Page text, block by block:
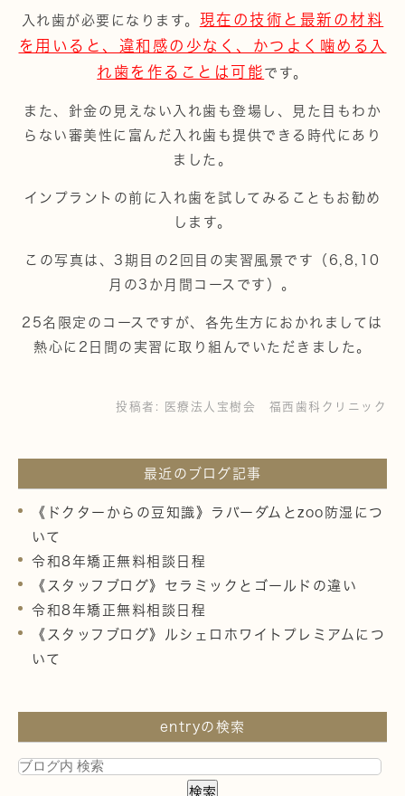
入れ歯が必要になります。 現在の技術と最新の材料
を用いると、違和感の少なく、かつよく噛める入
れ歯を作ることは可能 です。
また、針金の見えない入れ歯も登場し、見た目もわか
らない審美性に富んだ入れ歯も提供できる時代にあり
ました。
インプラントの前に入れ歯を試してみることもお勧め
します。
この写真は、3期目の2回目の実習風景です（6,8,10
月の3か月間コースです）。
25名限定のコースですが、各先生方におかれましては
熱心に2日間の実習に取り組んでいただきました。
投稿者: 医療法人宝樹会 福西歯科クリニック
最近のブログ記事
《ドクターからの豆知識》ラバーダムとzoo防湿につ
いて
令和8年矯正無料相談日程
《スタッフブログ》セラミックとゴールドの違い
令和8年矯正無料相談日程
《スタッフブログ》ルシェロホワイトプレミアムにつ
いて
entryの検索